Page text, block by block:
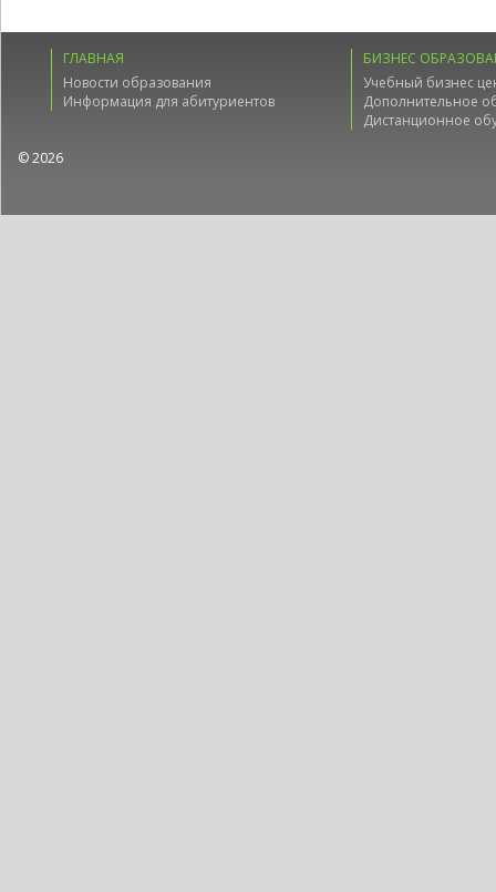
ГЛАВНАЯ
Новости образования
Информация для абитуриентов
БИЗНЕС
Учебный бизнес
Дополнительное
Дистанционное
© 2026